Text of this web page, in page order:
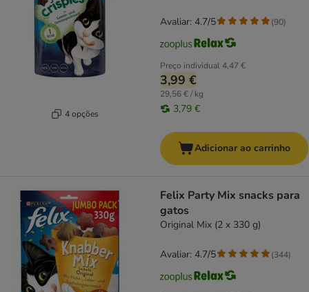
4 opções
Preço individual4,47 €
3,99 €
29,56 € / kg
3,79 €
Avaliar: 4.7/5 (90)
Adicionar ao carrinho
Felix Party Mix snacks para
gatos
Original Mix (2 x 330 g)
Avaliar: 4.7/5 (344)